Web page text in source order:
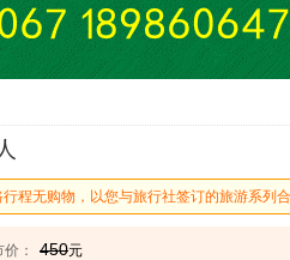
程无购物，以您与旅行社签订的旅游系列合
： 450元